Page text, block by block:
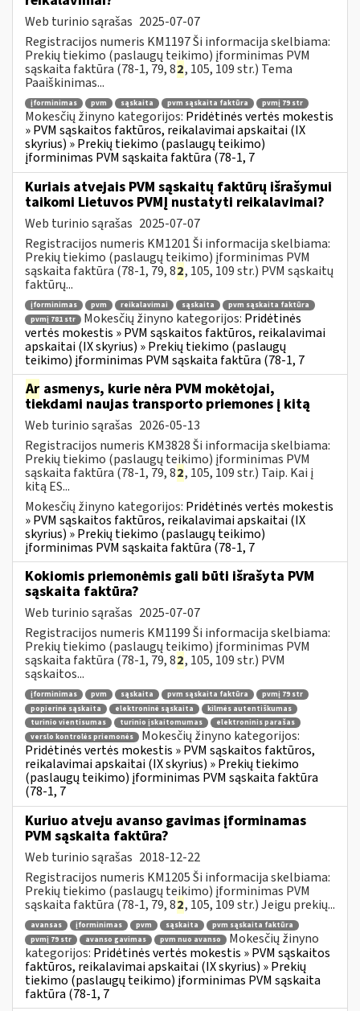
Web turinio sąrašas 2025-07-07
Registracijos numeris KM1197 Ši informacija skelbiama:
Prekių tiekimo (paslaugų teikimo) įforminimas PVM
sąskaita faktūra (78-1, 79, 82, 105, 109 str.) Tema
Paaiškinimas...
įforminimas pvm sąskaita pvm sąskaita faktūra pvmį 79 str
Mokesčių žinyno kategorijos: Pridėtinės vertės mokestis
» PVM sąskaitos faktūros, reikalavimai apskaitai (IX
skyrius) » Prekių tiekimo (paslaugų teikimo)
įforminimas PVM sąskaita faktūra (78-1, 7
Kuriais atvejais PVM sąskaitų faktūrų išrašymui
taikomi Lietuvos PVMĮ nustatyti reikalavimai?
Web turinio sąrašas 2025-07-07
Registracijos numeris KM1201 Ši informacija skelbiama:
Prekių tiekimo (paslaugų teikimo) įforminimas PVM
sąskaita faktūra (78-1, 79, 82, 105, 109 str.) PVM sąskaitų
faktūrų...
įforminimas pvm reikalavimai sąskaita
pvm sąskaita faktūra
pvmį 781 str
Mokesčių žinyno kategorijos: Pridėtinės
vertės mokestis » PVM sąskaitos faktūros, reikalavimai
apskaitai (IX skyrius) » Prekių tiekimo (paslaugų
teikimo) įforminimas PVM sąskaita faktūra (78-1, 7
Ar asmenys, kurie nėra PVM mokėtojai,
tiekdami naujas transporto priemones į kitą
Web turinio sąrašas 2026-05-13
Registracijos numeris KM3828 Ši informacija skelbiama:
Prekių tiekimo (paslaugų teikimo) įforminimas PVM
sąskaita faktūra (78-1, 79, 82, 105, 109 str.) Taip. Kai į
kitą ES...
Mokesčių žinyno kategorijos: Pridėtinės vertės mokestis
» PVM sąskaitos faktūros, reikalavimai apskaitai (IX
skyrius) » Prekių tiekimo (paslaugų teikimo)
įforminimas PVM sąskaita faktūra (78-1, 7
Kokiomis priemonėmis gali būti išrašyta PVM
sąskaita faktūra?
Web turinio sąrašas 2025-07-07
Registracijos numeris KM1199 Ši informacija skelbiama:
Prekių tiekimo (paslaugų teikimo) įforminimas PVM
sąskaita faktūra (78-1, 79, 82, 105, 109 str.) PVM
sąskaitos...
įforminimas pvm sąskaita pvm sąskaita faktūra
pvmį 79 str
popierinė sąskaita
elektroninė sąskaita
kilmės autentiškumas
turinio vientisumas
turinio įskaitomumas
elektroninis parašas
verslo kontrolės priemonės
Mokesčių žinyno kategorijos:
Pridėtinės vertės mokestis » PVM sąskaitos faktūros,
reikalavimai apskaitai (IX skyrius) » Prekių tiekimo
(paslaugų teikimo) įforminimas PVM sąskaita faktūra
(78-1, 7
Kuriuo atveju avanso gavimas įforminamas
PVM sąskaita faktūra?
Web turinio sąrašas 2018-12-22
Registracijos numeris KM1205 Ši informacija skelbiama:
Prekių tiekimo (paslaugų teikimo) įforminimas PVM
sąskaita faktūra (78-1, 79, 82, 105, 109 str.) Jeigu prekių...
avansas įforminimas pvm sąskaita
pvm sąskaita faktūra
pvmį 79 str
avanso gavimas pvm nuo avanso
Mokesčių žinyno
kategorijos: Pridėtinės vertės mokestis » PVM sąskaitos
faktūros, reikalavimai apskaitai (IX skyrius) » Prekių
tiekimo (paslaugų teikimo) įforminimas PVM sąskaita
faktūra (78-1, 7